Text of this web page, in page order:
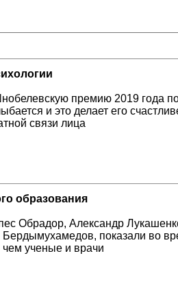
премию 2019 года
и это делает его
связи лица
образования
Обрадор, Александр
показали во
чем ученые и врачи